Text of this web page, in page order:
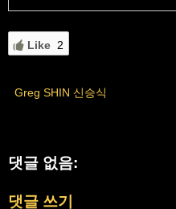
Like 2
Greg SHIN 신승식
댓글 없음:
댓글 쓰기